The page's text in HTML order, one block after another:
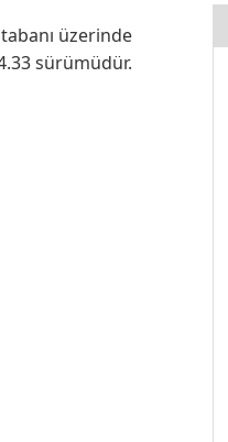
üzerinde
sürümüdür.